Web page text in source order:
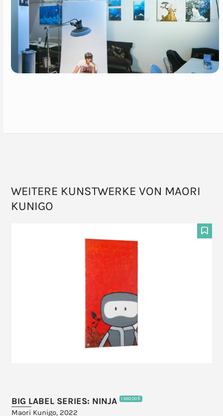
WEITERE KUNSTWERKE VON MAORI
KUNIGO
F
BIG LABEL SERIES: NINJA 1.990,00 €
Maori Kunigo, 2022